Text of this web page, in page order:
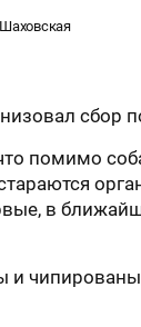
Шаховская
помимо
в